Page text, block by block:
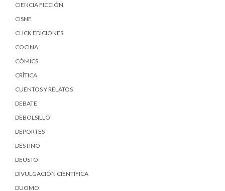
CIENCIA FICCIÓN
CISNE
CLICK EDICIONES
COCINA
CÓMICS
CRÍTICA
CUENTOS Y RELATOS
DEBATE
DEBOLSILLO
DEPORTES
DESTINO
DEUSTO
DIVULGACIÓN CIENTÍFICA
DUOMO